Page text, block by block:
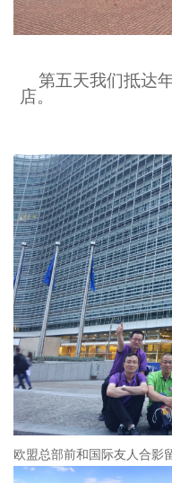
第五天我们抵达
店。
欧盟总部前和国际友人合影